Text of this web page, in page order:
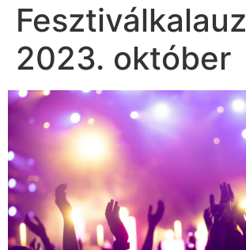
Fesztiválkalauz
2023. október